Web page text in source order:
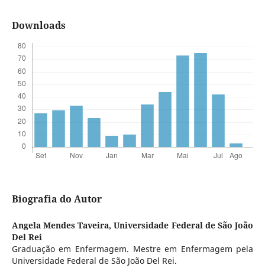
Downloads
Biografia do Autor
Angela Mendes Taveira,Universidade Federal de São João
Del Rei
Graduação em Enfermagem. Mestre em Enfermagem pela
Universidade Federal de São João Del Rei.